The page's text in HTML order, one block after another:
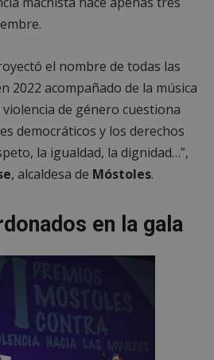
el nombre de todas las
2022 acompañado de la música
violencia de género cuestiona
democráticos y los derechos
la igualdad, la dignidad…”,
, alcaldesa de Móstoles.
en la gala